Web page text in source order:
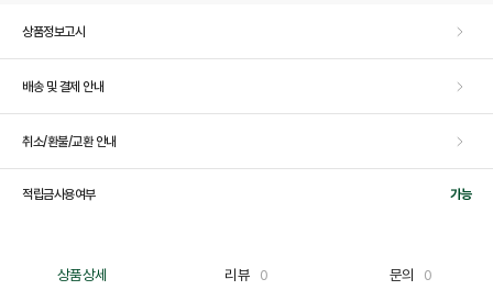
상품정보고시
배송 및 결제 안내
취소/환불/교환 안내
적립금사용여부 가능
상품상세 리뷰 0 문의 0